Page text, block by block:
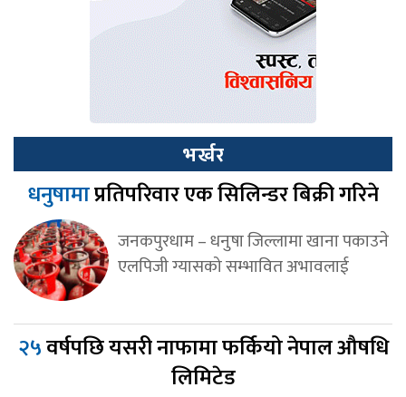
भर्खर
धनुषामाप्रतिपरिवार एक सिलिन्डर बिक्री गरिने
जनकपुरधाम – धनुषा जिल्लामा खाना पकाउने
एलपिजी ग्यासको सम्भावित अभावलाई
२५वर्षपछि यसरी नाफामा फर्कियो नेपाल औषधि
लिमिटेड